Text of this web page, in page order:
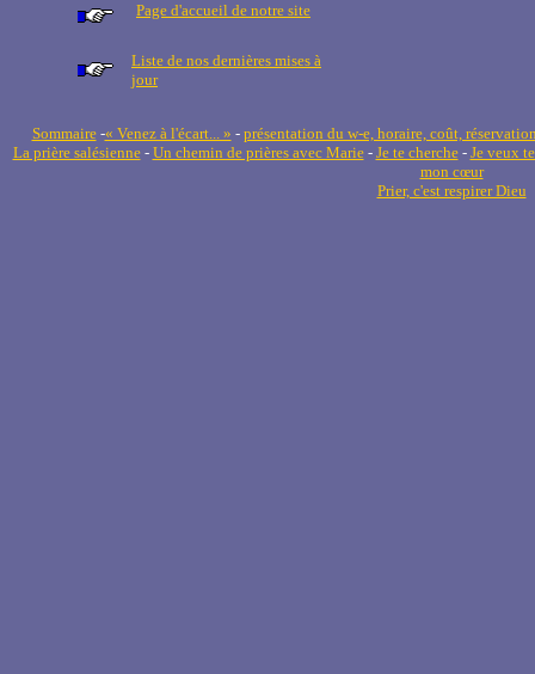
Page d'accueil de notre site
Liste de nos dernières mises à
jour
Sommaire-« Venez à l'écart... » - présentation du w-e, horaire, coût,
La prière salésienne- Un chemin de prières avec Marie- Je te cherche- Je veux
mon cœur
Prier, c'est respirer Dieu